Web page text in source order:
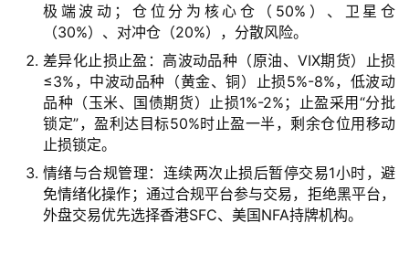
极端波动；仓位分为核心仓（50%）、卫星仓
（30%）、对冲仓（20%），分散风险。
差异化止损止盈：高波动品种（原油、VIX期货）止损
≤3%，中波动品种（黄金、铜）止损5%-8%，低波动
品种（玉米、国债期货）止损1%-2%；止盈采用“分批
锁定”，盈利达目标50%时止盈一半，剩余仓位用移动
止损锁定。
情绪与合规管理：连续两次止损后暂停交易1小时，避
免情绪化操作；通过合规平台参与交易，拒绝黑平台，
外盘交易优先选择香港SFC、美国NFA持牌机构。